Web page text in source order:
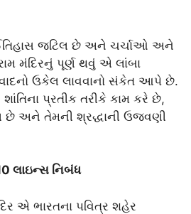
ઈતિહાસ જટિલ છે અને ચર્ચાઓ અને
મંદિરનું પૂર્ણ થવું એ લાંબા
ઉકેલ લાવવાનો સંકેત આપે છે.
પ્રતીક તરીકે કામ કરે છે,
છે અને તેમની શ્રદ્ધાની ઉજવણી
લાઇન્સ નિબંધ
એ ભારતના પવિત્ર શહેર